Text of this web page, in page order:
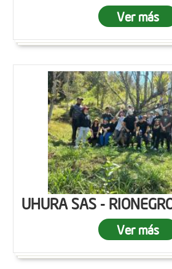
Ver más
UHURA SAS -
Ver más